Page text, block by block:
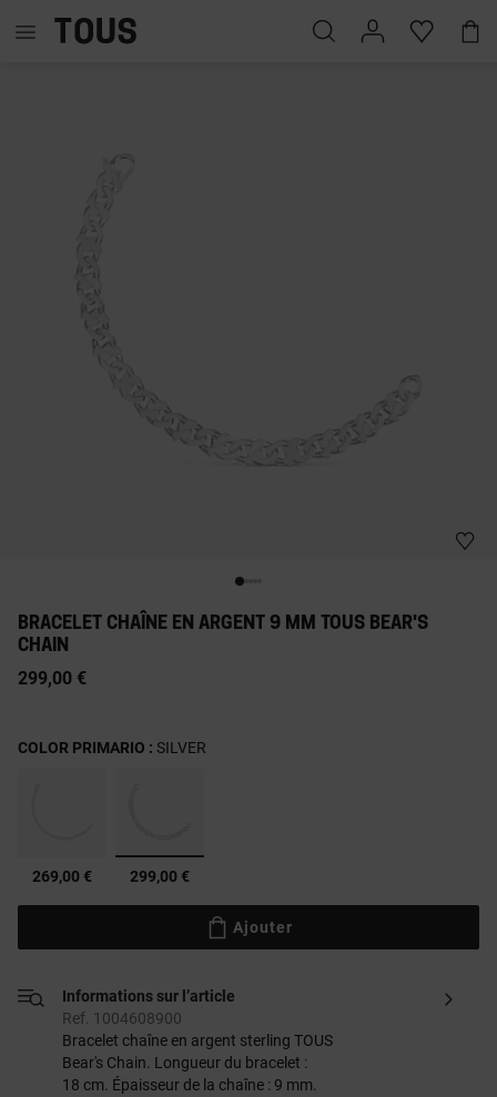
BRACELET CHAÎNE EN ARGENT 9 MM TOUS BEAR'S
CHAIN
299,00 €
269,00 € sélectionné
299,00 €
COLOR PRIMARIO : SILVER
Ajouter
Informations sur l’article
Ref. 1004608900
Bracelet chaîne en argent sterling TOUS
Bear's Chain. Longueur du bracelet :
18 cm. Épaisseur de la chaîne : 9 mm.